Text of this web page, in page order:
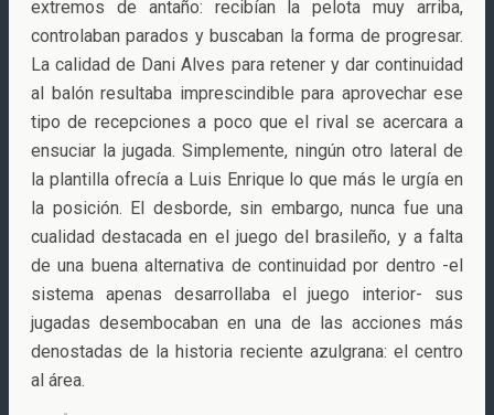
extremos de antaño: recibían la pelota muy arriba,
controlaban parados y buscaban la forma de progresar.
La calidad de Dani Alves para retener y dar continuidad
al balón resultaba imprescindible para aprovechar ese
tipo de recepciones a poco que el rival se acercara a
ensuciar la jugada. Simplemente, ningún otro lateral de
la plantilla ofrecía a Luis Enrique lo que más le urgía en
la posición. El desborde, sin embargo, nunca fue una
cualidad destacada en el juego del brasileño, y a falta
de una buena alternativa de continuidad por dentro -el
sistema apenas desarrollaba el juego interior- sus
jugadas desembocaban en una de las acciones más
denostadas de la historia reciente azulgrana: el centro
al área.